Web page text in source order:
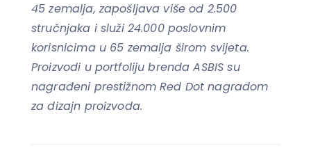
45 zemalja, zapošljava više od 2.500
stručnjaka i služi 24.000 poslovnim
korisnicima u 65 zemalja širom svijeta.
Proizvodi u portfoliju brenda ASBIS su
nagrađeni prestižnom Red Dot nagradom
za dizajn proizvoda.